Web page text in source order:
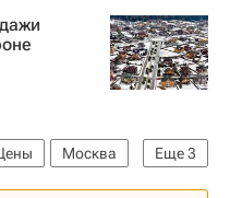
Еще3
Москва